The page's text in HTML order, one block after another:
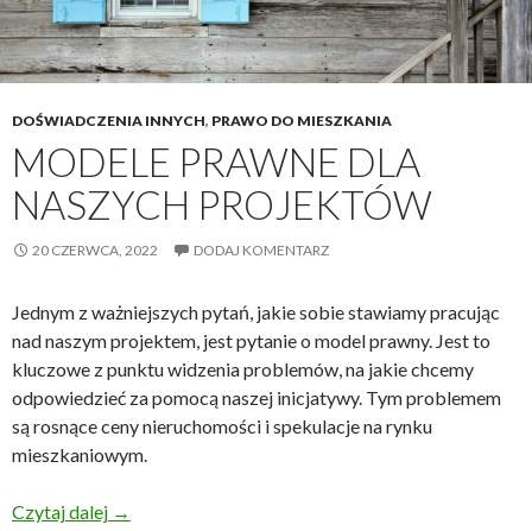
DOŚWIADCZENIA INNYCH, PRAWO DO MIESZKANIA
MODELE PRAWNE DLA
NASZYCH PROJEKTÓW
20 CZERWCA, 2022 DODAJ KOMENTARZ
Jednym z ważniejszych pytań, jakie sobie stawiamy pracując
nad naszym projektem, jest pytanie o model prawny. Jest to
kluczowe z punktu widzenia problemów, na jakie chcemy
odpowiedzieć za pomocą naszej inicjatywy. Tym problemem
są rosnące ceny nieruchomości i spekulacje na rynku
mieszkaniowym.
Czytaj dalej Modele prawne dla naszych projektów
→